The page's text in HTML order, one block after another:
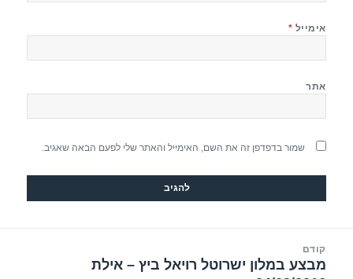
אימייל *
אתר
שמור בדפדפן זה את השם, האימייל והאתר שלי לפעם הבאה שאגיב.
קודם
הפוסט
מבצע במלון ישרוטל רויאל ביץ – אילת